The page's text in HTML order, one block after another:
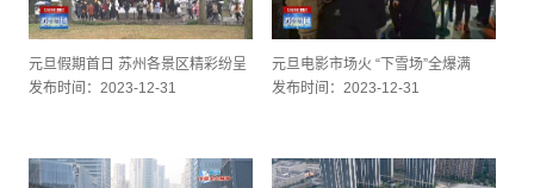
元旦假期首日 苏州各景区精彩纷呈
发布时间：2023-12-31
元旦电影市场火 “下雪场”全爆满
发布时间：2023-12-31